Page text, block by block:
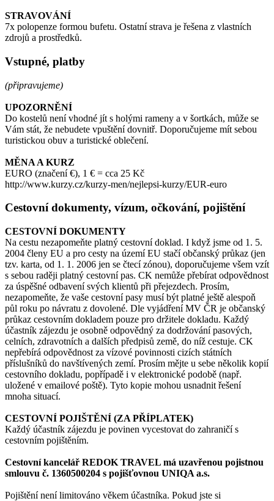
STRAVOVÁNÍ
7x polopenze formou bufetu. Ostatní strava je řešena z vlastních
zdrojů a prostředků.
Vstupné, platby
(připravujeme)
UPOZORNĚNÍ
Do kostelů není vhodné jít s holými rameny a v šortkách, může se
Vám stát, že nebudete vpuštění dovnitř. Doporučujeme mít sebou
turistickou obuv a turistické oblečení.
MĚNA A KURZ
EURO (značení €), 1 € = cca 25 Kč
http://www.kurzy.cz/kurzy-men/nejlepsi-kurzy/EUR-euro
Cestovní dokumenty, vízum, očkování, pojištění
CESTOVNÍ DOKUMENTY
Na cestu nezapomeňte platný cestovní doklad. I když jsme od 1. 5.
2004 členy EU a pro cesty na území EU stačí občanský průkaz (jen
tzv. karta, od 1. 1. 2006 jen se čtecí zónou), doporučujeme všem vzít
s sebou raději platný cestovní pas. CK nemůže přebírat odpovědnost
za úspěšné odbavení svých klientů při přejezdech. Prosím,
nezapomeňte, že vaše cestovní pasy musí být platné ještě alespoň
půl roku po návratu z dovolené. Dle vyjádření MV ČR je občanský
průkaz cestovním dokladem pouze pro držitele dokladu. Každý
účastník zájezdu je osobně odpovědný za dodržování pasových,
celních, zdravotních a dalších předpisů země, do níž cestuje. CK
nepřebírá odpovědnost za vízové povinnosti cizích státních
příslušníků do navštívených zemí. Prosím mějte u sebe několik kopií
cestovního dokladu, popřípadě i v elektronické podobě (např.
uložené v emailové poště). Tyto kopie mohou usnadnit řešení
mnoha situací.
CESTOVNÍ POJIŠTĚNÍ (ZA PŘÍPLATEK)
Každý účastník zájezdu je povinen vycestovat do zahraničí s
cestovním pojištěním.
Cestovní kancelář REDOK TRAVEL má uzavřenou pojistnou
smlouvu č. 1360500204 s pojišťovnou UNIQA a.s.
Pojištění není limitováno věkem účastníka. Pokud jste si